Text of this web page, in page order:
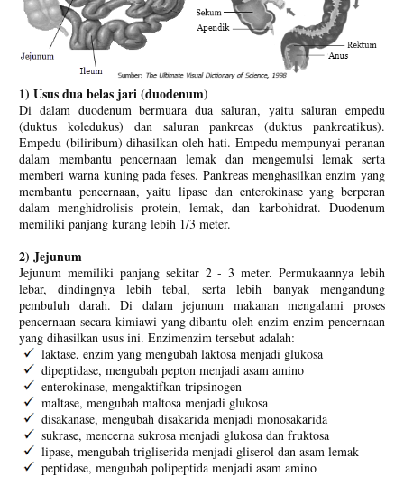
1) Usus dua belas jari (duodenum)
Di dalam duodenum bermuara dua saluran, yaitu saluran empedu
(duktus koledukus) dan saluran pankreas (duktus pankreatikus).
Empedu (biliribum) dihasilkan oleh hati. Empedu mempunyai peranan
dalam membantu pencernaan lemak dan mengemulsi lemak serta
memberi warna kuning pada feses. Pankreas menghasilkan enzim yang
membantu pencernaan, yaitu lipase dan enterokinase yang berperan
dalam menghidrolisis protein, lemak, dan karbohidrat. Duodenum
memiliki panjang kurang lebih 1/3 meter.
2) Jejunum
Jejunum memiliki panjang sekitar 2 - 3 meter. Permukaannya lebih
lebar, dindingnya lebih tebal, serta lebih banyak mengandung
pembuluh darah. Di dalam jejunum makanan mengalami proses
pencernaan secara kimiawi yang dibantu oleh enzim-enzim pencernaan
yang dihasilkan usus ini. Enzimenzim tersebut adalah:
laktase, enzim yang mengubah laktosa menjadi glukosa
dipeptidase, mengubah pepton menjadi asam amino
enterokinase, mengaktifkan tripsinogen
maltase, mengubah maltosa menjadi glukosa
disakanase, mengubah disakarida menjadi monosakarida
sukrase, mencerna sukrosa menjadi glukosa dan fruktosa
lipase, mengubah trigliserida menjadi gliserol dan asam lemak
peptidase, mengubah polipeptida menjadi asam amino